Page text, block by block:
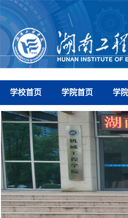
学校首页 学院首页 学